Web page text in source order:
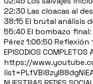
22:30 Las cloacas al
38:15 El brutal análisis
55:40 El bombazo
Pérez 1:06:50 Reflexión
EPISODIOS COMPLETOS
https://